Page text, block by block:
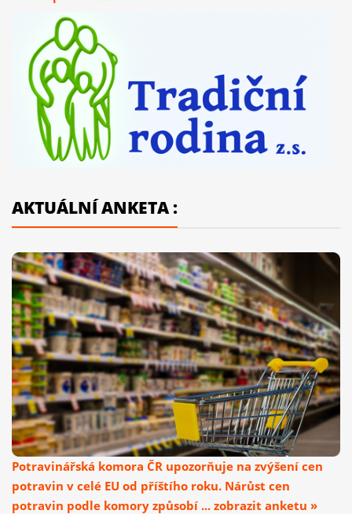
AKTUÁLNÍ ANKETA :
Potravinářská komora ČR upozorňuje na zvýšení cen
potravin v celé EU od příštího roku. Nárůst cen
potravin podle komory způsobí ... zobrazit anketu »